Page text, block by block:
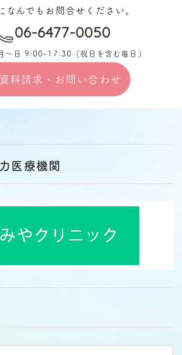
なんでもお問合せください。
06-6477-0050
〜日 9:00-17:30 （祝日を含む毎日）
資料請求・お問い合わせ
医療機関